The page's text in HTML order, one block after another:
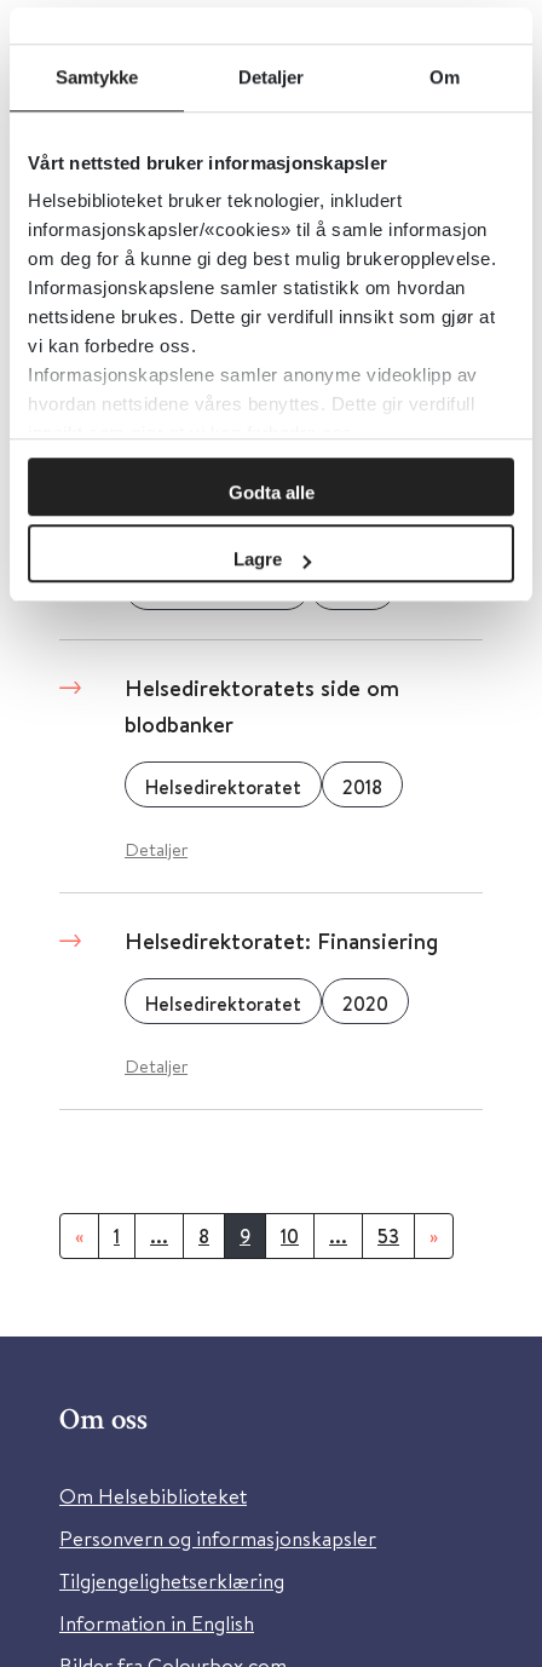
Samtykke Detaljer Om
Vårt nettsted bruker informasjonskapsler
Helsebiblioteket bruker teknologier, inkludert
informasjonskapsler/«cookies» til å samle informasjon
om deg for å kunne gi deg best mulig brukeropplevelse.
Informasjonskapslene samler statistikk om hvordan
nettsidene brukes. Dette gir verdifull innsikt som gjør at
vi kan forbedre oss.
Informasjonskapslene samler anonyme videoklipp av
hvordan nettsidene våres benyttes. Dette gir verdifull
Godta alle
Lagre
hørsel hos nyfødte
Helsedirektoratets kostråd –
Brosjyre og plakat
Helsedirektoratet
Detaljer
Helsedirektoratets og
Helsebibliotekets lovsider
Helsebiblioteket 2025
Helsedirektoratets side om
blodbanker
Helsedirektoratet 2018
Detaljer
Helsedirektoratet: Finansiering
Helsedirektoratet 2020
Detaljer
« 1 ... 8 9 10 ... 53 »
Om oss
Om Helsebiblioteket
Personvern og informasjonskapsler
Tilgjengelighetserklæring
Information in English